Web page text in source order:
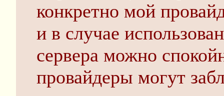
конкретно мой
и в случае
сервера можно
провайдеры могут